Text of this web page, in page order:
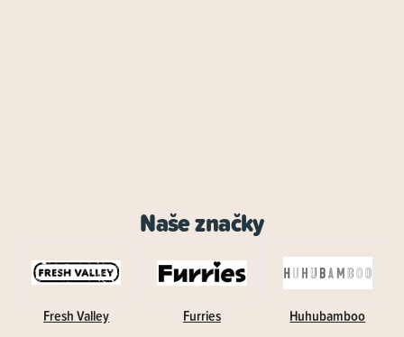
Naše značky
Fresh Valley Furries Huhubamboo